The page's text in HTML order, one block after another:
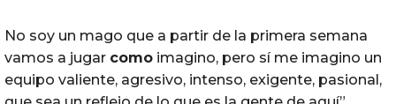
No soy un mago que a partir de la primera semana
vamos a jugar como imagino, pero sí me imagino un
equipo valiente, agresivo, intenso, exigente, pasional,